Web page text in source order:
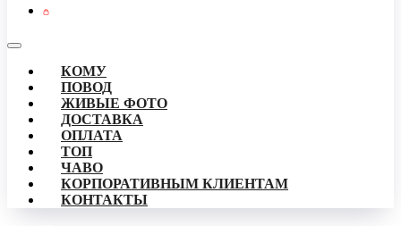
КОМУ
ПОВОД
ЖИВЫЕ ФОТО
ДОСТАВКА
ОПЛАТА
ТОП
ЧАВО
КОРПОРАТИВНЫМ КЛИЕНТАМ
КОНТАКТЫ